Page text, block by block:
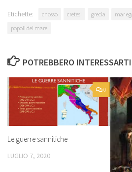
Etichette: cnosso cretesi grecia mar
popoli del mare
POTREBBERO
0
Le guerre sannitiche
LUGLIO 7, 2020